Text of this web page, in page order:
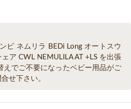
ビ ネムリラ BEDi Long オートスウ
ア CWL NEMULILA AT +LS を出張
えでご不要になったベビー用品がご
せ下さい。